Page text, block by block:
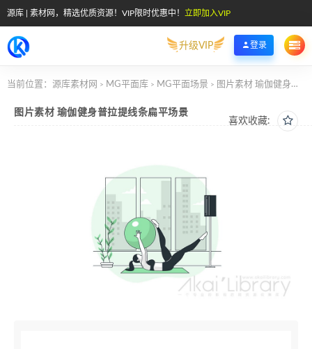
源库 | 素材网，精选优质资源！VIP限时优惠中！ 立即加入VIP
升级VIP 登录
当前位置： 源库素材网 > MG平面库 > MG平面场景 > 图片素材 瑜伽健身普拉提线条扁平场景
喜欢收藏:
图片素材 瑜伽健身普拉提线条扁平场景